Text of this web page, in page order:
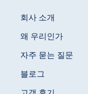
회사 소개
왜 우리인가
자주 묻는 질문
블로그